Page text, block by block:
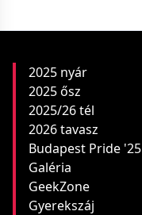
2025 nyár
2025 ősz
2025/26 tél
2026 tavasz
Budapest Pride '25
Galéria
GeekZone
Gyerekszáj